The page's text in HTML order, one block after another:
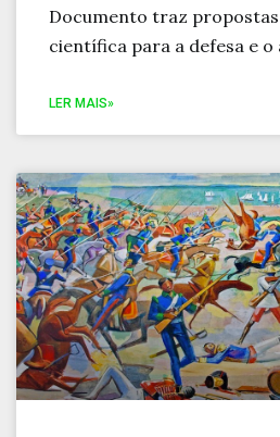
Documento traz
científica para a defesa e o
LER MAIS»